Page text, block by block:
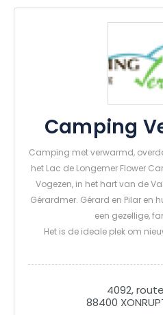
Camping
Camping met verwarmd,
het Lac de Longemer Flower
Vogezen, in het hart van de
Gérardmer. Gérard en Pilar en
een gezellige,
Het is de ideale plek om
wandelen en te genieten van
een caravan, tent of camper,
stacaravan accommodaties,
4092,
88400